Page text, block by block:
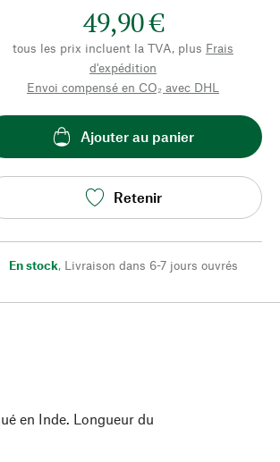
49,90 €
tous les prix incluent la TVA, plus Frais
d'expédition
Envoi compensé en CO₂ avec DHL
Ajouter au panier
Retenir
En stock, Livraison dans 6-7 jours ouvrés
en Inde. Longueur du